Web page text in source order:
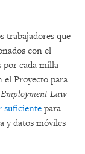
trabajadores que
con el
por cada milla
el Proyecto para
Law
suficiente para
y datos móviles